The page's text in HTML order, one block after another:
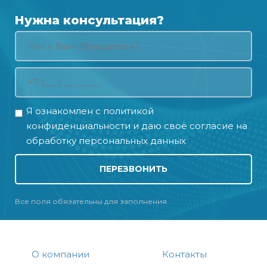
Нужна консультация?
Я ознакомлен с политикой
конфиденциальности и даю своё согласие на
обработку персональных данных
ПЕРЕЗВОНИТЬ
Все поля обязательны для заполнения
О компании
Контакты